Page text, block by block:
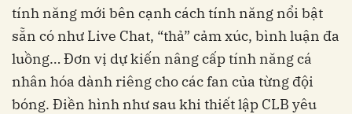
tính năng mới bên cạnh cách tính năng nổi bật
sẵn có như Live Chat, “thả” cảm xúc, bình luận đa
luồng… Đơn vị dự kiến nâng cấp tính năng cá
nhân hóa dành riêng cho các fan của từng đội
bóng. Điền hình như sau khi thiết lập CLB yêu